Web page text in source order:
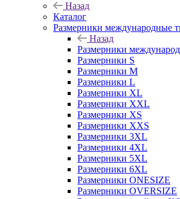
Назад
Каталог
Размерники международные
Назад
Размерники
Размерники S
Размерники M
Размерники L
Размерники XL
Размерники XXL
Размерники XS
Размерники XXS
Размерники 3XL
Размерники 4XL
Размерники 5XL
Размерники 6XL
Размерники ONESIZE
Размерники OVERSIZE